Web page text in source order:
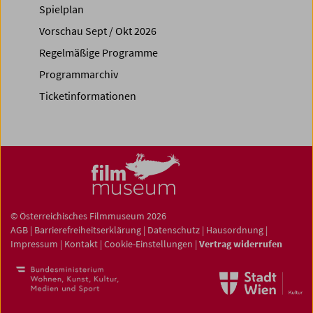
Spielplan
Vorschau Sept / Okt 2026
Regelmäßige Programme
Programmarchiv
Ticketinformationen
© Österreichisches Filmmuseum 2026
AGB | Barrierefreiheitserklärung | Datenschutz | Hausordnung |
Impressum | Kontakt | Cookie-Einstellungen | Vertrag widerrufen